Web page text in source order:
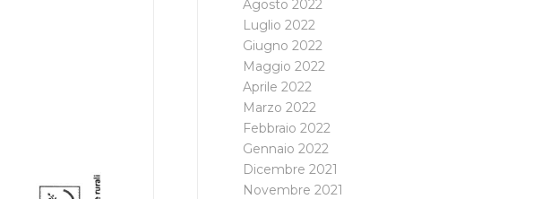
Agosto 2022
Luglio 2022
Giugno 2022
Maggio 2022
Aprile 2022
Marzo 2022
Febbraio 2022
Gennaio 2022
Dicembre 2021
Novembre 2021